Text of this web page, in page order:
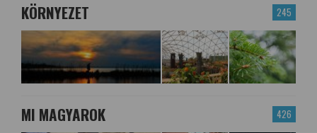
245
KÖRNYEZET
426
MI MAGYAROK